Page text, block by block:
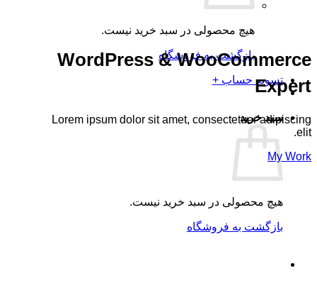
هیچ محصولی در سبد خرید نیست.
بازگشت به فروشگاه
تسویه حساب +
سبد خرید
هیچ محصولی در سبد خرید نیست.
بازگشت به فروشگاه
WordPress & WooCommerce
Expert
Lorem ipsum dolor sit amet, consectetuer adipiscing
elit.
My Work